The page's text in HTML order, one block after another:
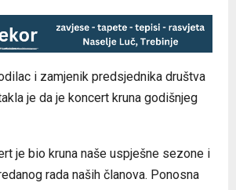
i zamjenik predsjednika društva
je da je koncert kruna godišnjeg
je bio kruna naše uspješne sezone i
rada naših članova. Ponosna